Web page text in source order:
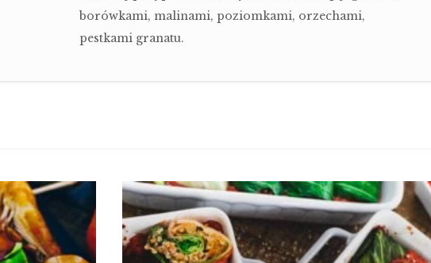
borówkami, malinami, poziomkami, orzechami,
pestkami granatu.